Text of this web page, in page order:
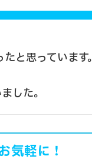
と思っています。
した。
気軽に！